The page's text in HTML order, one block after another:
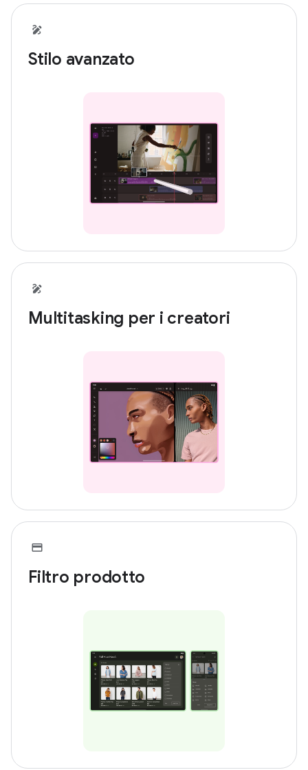
Stilo avanzato
Multitasking per i creatori
Filtro prodotto